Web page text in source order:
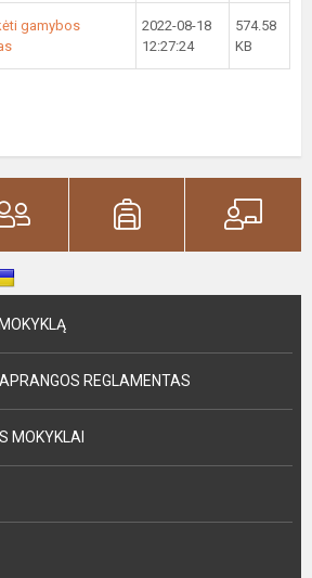
gamybos
2022-08-18
12:27:24
574.58
KB
REGLAMENTAS
MOKYKLAI